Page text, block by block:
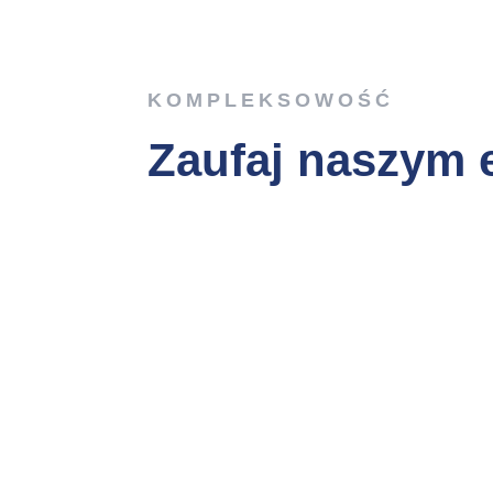
KOMPLEKSOWOŚĆ
Zaufaj naszym